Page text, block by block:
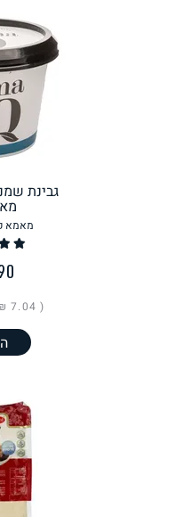
לחם,
ממרחים
גבינת
מאמא
( ‏7.04 ₪ /